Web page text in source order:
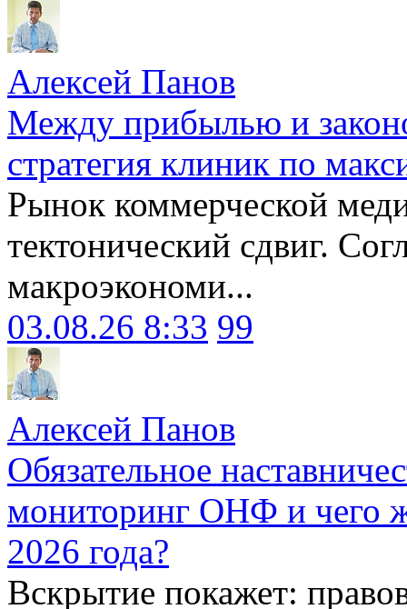
Алексей Панов
Между прибылью и
стратегия клиник по
Рынок коммерческой
тектонический сдвиг.
макроэкономи...
03.08.26 8:33 99
Алексей Панов
Обязательное
мониторинг ОНФ и чего
2026 года?
Вскрытие покажет: